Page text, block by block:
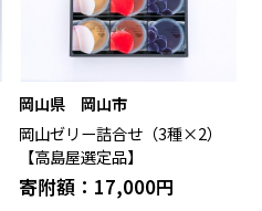
岡山県 岡山市
岡山ゼリー詰合せ（3種×2）
【高島屋選定品】
寄附額：17,000円